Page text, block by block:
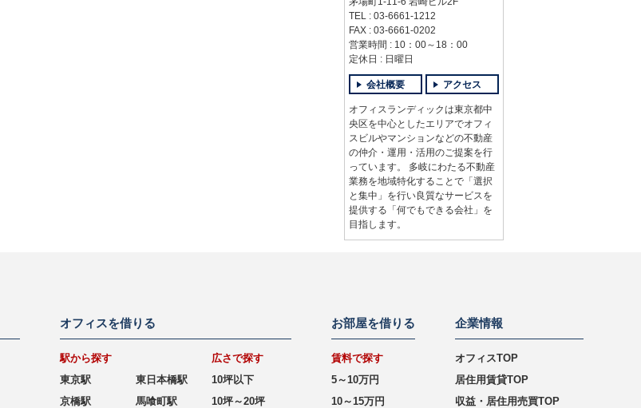
TEL : 03-6661-1212
FAX : 03-6661-0202
営業時間 : 10：00～18：00
定休日 : 日曜日
会社概要 アクセス
オフィスランディックは東京都中
央区を中心としたエリアでオフィ
スビルやマンションなどの不動産
の仲介・運用・活用のご提案を行
っています。 多岐にわたる不動産
業務を地域特化することで「選択
と集中」を行い良質なサービスを
提供する「何でもできる会社」を
目指します。
オフィスを借りる
駅から探す
東京駅
京橋駅
東日本橋駅
馬喰町駅
広さで探す
10坪以下
10坪～20坪
お部屋を借りる
賃料で探す
5～10万円
10～15万円
企業情報
オフィスTOP
居住用賃貸TOP
収益・居住用売買TOP